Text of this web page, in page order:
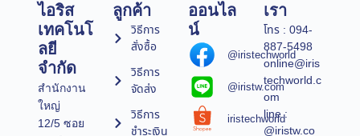
ไอริส
เทคโนโ
ลยี
จำกัด
สำนักงาน
ใหญ่
12/5 ซอย
ลูกค้า
วิธีการ
สั่งซื้อ
วิธีการ
จัดส่ง
วิธีการ
ชำระเงิน
ออนไล
น์
@iristechworld
@iristw.com
iristechworld
เรา
โทร : 094-
887-5498
online@iris
techworld.c
om
line :
@iristw.co